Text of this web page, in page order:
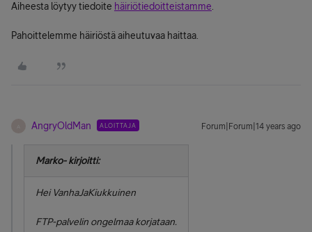
Aiheesta löytyy tiedoite häiriötiedoitteistamme
Pahoittelemme häiriöstä aiheutuvaa haittaa.
AngryOldMan ALOITTAJA Forum|Forum|14 years ago
Marko- kirjoitti:
Hei VanhaJaKiukkuinen
FTP-palvelin ongelmaa korjataan.